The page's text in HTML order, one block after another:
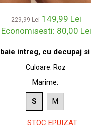
229,99 Lei 149,99 Lei
Economisesti: 80,00 Lei
intreg, cu decupaj
Culoare: Roz
Marime:
S M
STOC EPUIZAT